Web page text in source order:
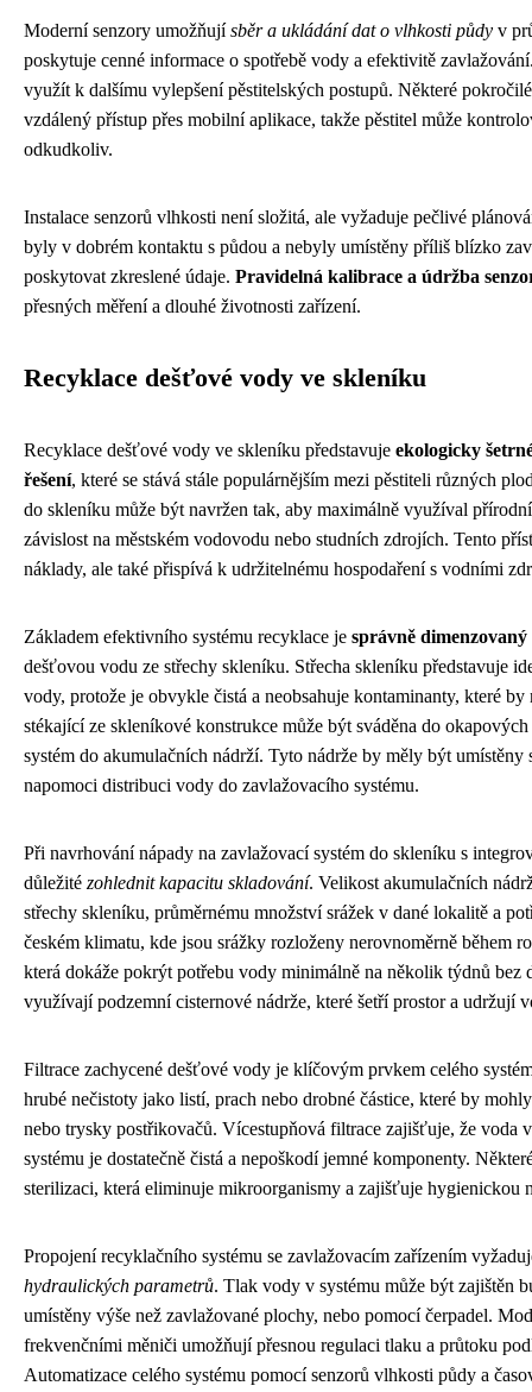
Moderní senzory umožňujísběr a ukládání dat o vlhkosti půdy v
poskytuje cenné informace o spotřebě vody a efektivitě
využít k dalšímu vylepšení pěstitelských postupů. Některé
vzdálený přístup přes mobilní aplikace, takže pěstitel může
odkudkoliv.
Instalace senzorů vlhkosti není složitá, ale vyžaduje pečlivé
byly v dobrém kontaktu s půdou a nebyly umístěny příliš blízko
poskytovat zkreslené údaje. Pravidelná kalibrace a údržba
přesných měření a dlouhé životnosti zařízení.
Recyklace dešťové vody ve skleníku
Recyklace dešťové vody ve skleníku představuje ekologicky
řešení, které se stává stále populárnějším mezi pěstiteli různých
do skleníku může být navržen tak, aby maximálně využíval
závislost na městském vodovodu nebo studních zdrojích. Tento
náklady, ale také přispívá k udržitelnému hospodaření s vodními
Základem efektivního systému recyklace je správně dimenzovaný
dešťovou vodu ze střechy skleníku. Střecha skleníku představuje
vody, protože je obvykle čistá a neobsahuje kontaminanty, které
stékající ze skleníkové konstrukce může být sváděna do
systém do akumulačních nádrží. Tyto nádrže by měly být umístěny
napomoci distribuci vody do zavlažovacího systému.
Při navrhování nápady na zavlažovací systém do skleníku s
důležité zohlednit kapacitu skladování. Velikost akumulačních
střechy skleníku, průměrnému množství srážek v dané lokalitě a
českém klimatu, kde jsou srážky rozloženy nerovnoměrně během
která dokáže pokrýt potřebu vody minimálně na několik týdnů bez
využívají podzemní cisternové nádrže, které šetří prostor a udržují
Filtrace zachycené dešťové vody je klíčovým prvkem celého
hrubé nečistoty jako listí, prach nebo drobné částice, které by
nebo trysky postřikovačů. Vícestupňová filtrace zajišťuje, že voda
systému je dostatečně čistá a nepoškodí jemné komponenty.
sterilizaci, která eliminuje mikroorganismy a zajišťuje hygienickou
Propojení recyklačního systému se zavlažovacím zařízením
hydraulických parametrů. Tlak vody v systému může být zajištěn
umístěny výše než zavlažované plochy, nebo pomocí čerpadel.
frekvenčními měniči umožňují přesnou regulaci tlaku a průtoku
Automatizace celého systému pomocí senzorů vlhkosti půdy a